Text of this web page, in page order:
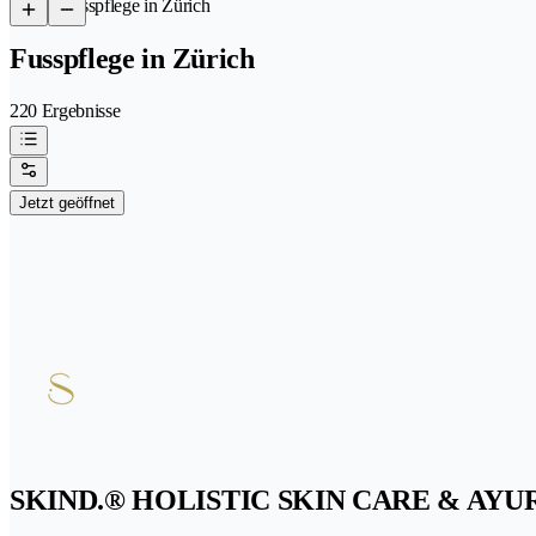
/Fusspflege in Zürich
Fusspflege in Zürich
220 Ergebnisse
Jetzt geöffnet
SKIND.® HOLISTIC SKIN CARE &